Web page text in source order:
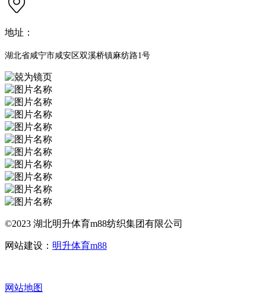
地址：
湖北省咸宁市咸安区双溪桥镇麻纺路1号
©2023 湖北明升体育m88纺织集团有限公司
网站建设： 明升体育m88
网站地图